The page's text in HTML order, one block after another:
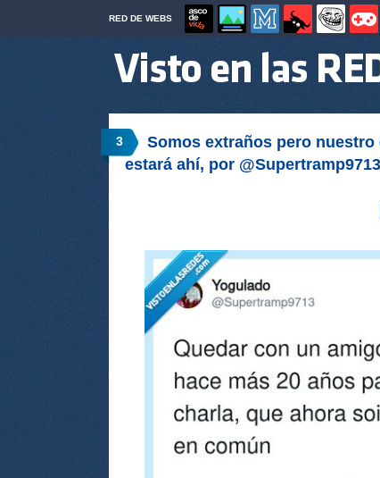
RED DE WEBS
3
Somos extraños pero
estará ahí, por @Supertramp9713